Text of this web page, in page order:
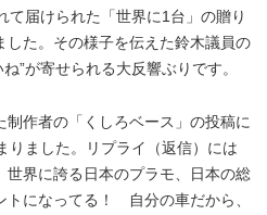
届けられた「世界に1台」の贈り
した。その様子を伝えた鈴木議員の
”が寄せられる大反響ぶりです。
作者の「くしろベース」の投稿に
りました。リプライ（返信）には
世界に誇る日本のプラモ、日本の総
トになってる！ 自分の車だから、